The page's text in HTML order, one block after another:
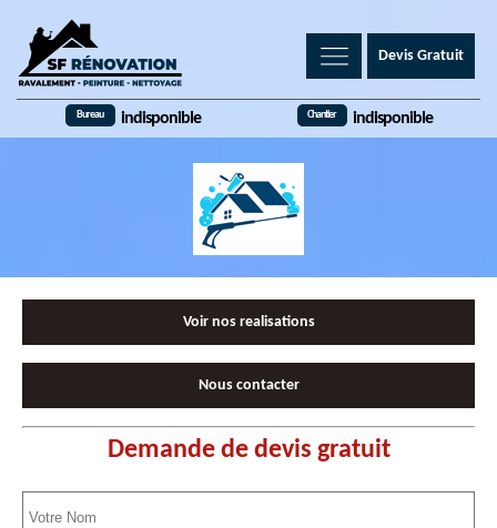
Devis Gratuit
Bureau indisponible Chantier indisponible
Voir nos realisations
Nous contacter
Demande de devis gratuit